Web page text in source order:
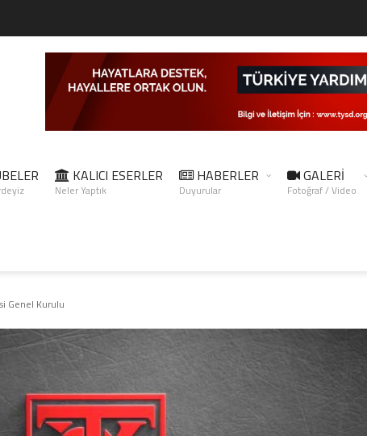
KALICI ESERLER
Neler Yaptık
HABERLER
Duyurular
GALERİ
Fotoğraf / Video
Genel Kurulu